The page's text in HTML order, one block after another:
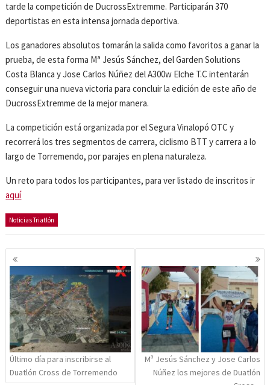
tarde la competición de DucrossExtremme. Participarán 370
deportistas en esta intensa jornada deportiva.
Los ganadores absolutos tomarán la salida como favoritos a ganar la
prueba, de esta forma Mª Jesús Sánchez, del Garden Solutions
Costa Blanca y Jose Carlos Núñez del A300w Elche T.C intentarán
conseguir una nueva victoria para concluir la edición de este año de
DucrossExtremme de la mejor manera.
La competición está organizada por el Segura Vinalopó OTC y
recorrerá los tres segmentos de carrera, ciclismo BTT y carrera a lo
largo de Torremendo, por parajes en plena naturaleza.
Un reto para todos los participantes, para ver listado de inscritos ir
aquí
Noticias Triatlón
Navegación
de
entradas
Último día para inscribirse al
Duatlón Cross de Torremendo
Mª Jesús Sánchez y Jose Carlos
Núñez los mejores de Duatlón